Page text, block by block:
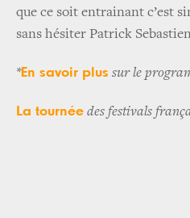
que ce soit entrainant c’est
sans hésiter Patrick
*En savoir plus sur le
La tournée des festivals